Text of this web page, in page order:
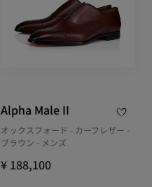
Alpha Male II
オックスフォード - カーフレザー -
ブラウン - メンズ
¥ 188,100